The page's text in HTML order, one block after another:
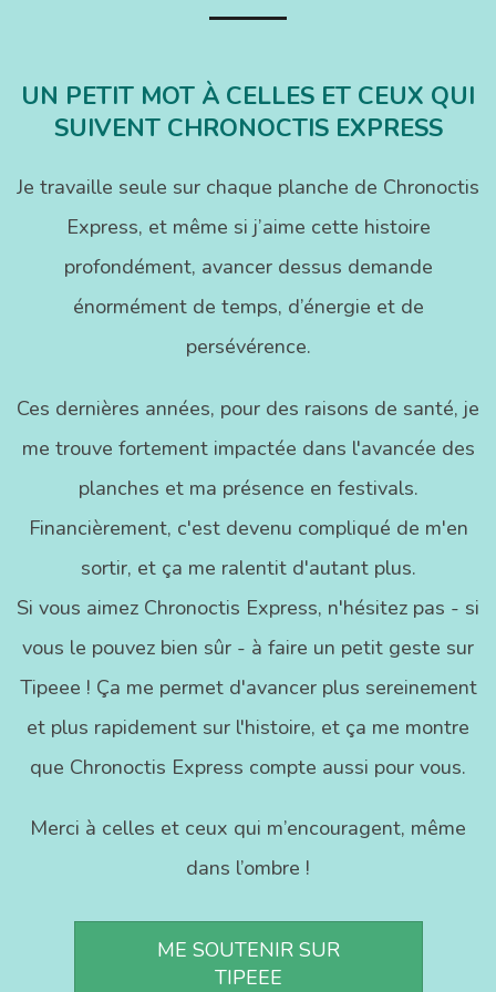
UN PETIT MOT À CELLES ET CEUX QUI
SUIVENT CHRONOCTIS EXPRESS
Je travaille seule sur chaque planche de Chronoctis
Express, et même si j’aime cette histoire
profondément, avancer dessus demande
énormément de temps, d’énergie et de
persévérence.
Ces dernières années, pour des raisons de santé, je
me trouve fortement impactée dans l'avancée des
planches et ma présence en festivals.
Financièrement, c'est devenu compliqué de m'en
sortir, et ça me ralentit d'autant plus.
Si vous aimez Chronoctis Express, n'hésitez pas - si
vous le pouvez bien sûr - à faire un petit geste sur
Tipeee ! Ça me permet d'avancer plus sereinement
et plus rapidement sur l'histoire, et ça me montre
que Chronoctis Express compte aussi pour vous.
Merci à celles et ceux qui m’encouragent, même
dans l’ombre !
ME SOUTENIR SUR
TIPEEE